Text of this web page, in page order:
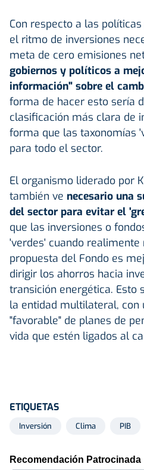
Con respecto a las
el ritmo de inversiones
meta de cero emisiones
gobiernos y políticos a
información" sobre el
forma de hacer esto sería
clasificación más clara de
forma que las taxonomías
para todo el sector.
El organismo liderado por
también ve necesario una
del sector para evitar el
que las inversiones o
'verdes' cuando realimente
propuesta del Fondo es
dirigir los ahorros hacia
transición energética. Esto
la entidad multilateral,
"favorable" de planes de
vida que estén ligados al
ETIQUETAS
Inversión Clima PIB